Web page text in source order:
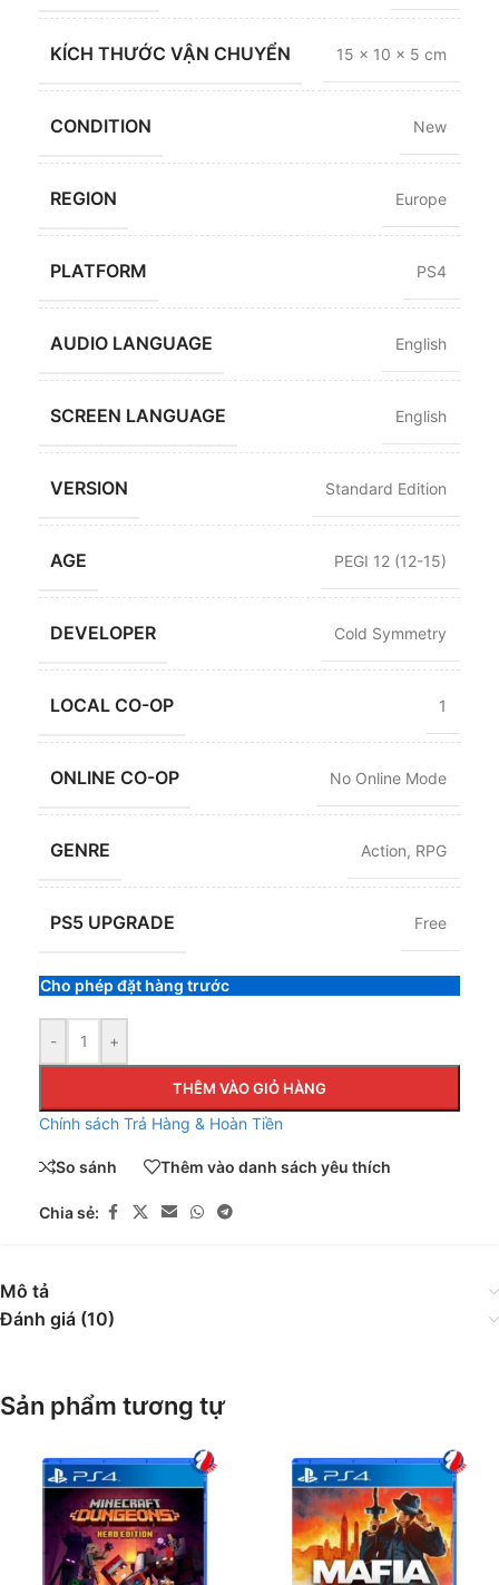
KÍCH THƯỚC VẬN CHUYỂN 15 × 10 × 5 cm
CONDITION New
REGION Europe
PLATFORM PS4
AUDIO LANGUAGE English
SCREEN LANGUAGE English
VERSION Standard Edition
AGE PEGI 12 (12-15)
DEVELOPER Cold Symmetry
LOCAL CO-OP 1
ONLINE CO-OP No Online Mode
GENRE Action, RPG
PS5 UPGRADE Free
Cho phép đặt hàng trước
- +
THÊM VÀO GIỎ HÀNG
Chính sách Trả Hàng & Hoàn Tiền
So sánh Thêm vào danh sách yêu thích
Chia sẻ:
Mô tả
Đánh giá (10)
Sản phẩm tương tự